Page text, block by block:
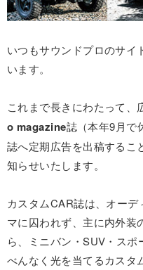
いつもサウンドプロのサイ
います。
これまで長きにわたって、
o magazine誌（本年9月で
誌へ定期広告を出稿するこ
知らせいたします。
カスタムCAR誌は、オー
マに囚われず、主に内外装
ら、ミニバン・SUV・ス
べんなく光を当てるカスタ